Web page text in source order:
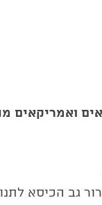
ואמריקאים
גב הכיסא